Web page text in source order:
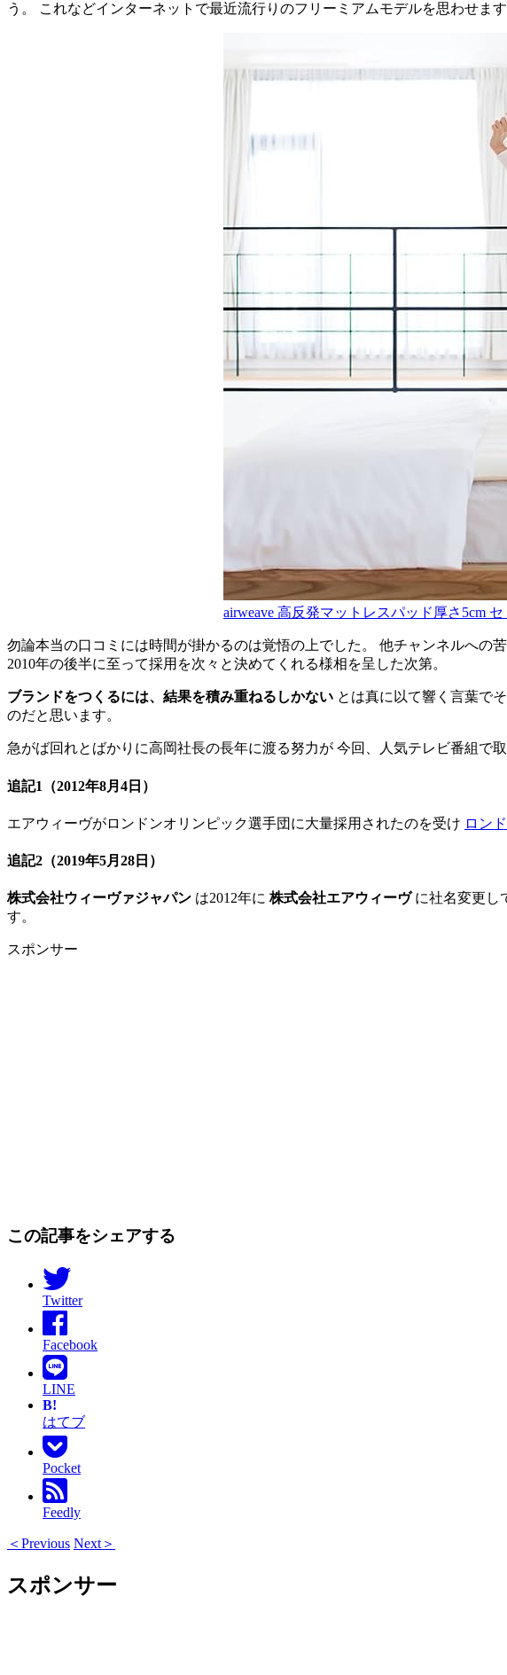
う。 これなどインターネットで最近流行りのフリーミアムモデルを思わせます
airweave 高反発マットレスパッド厚さ5cm
勿論本当の口コミには時間が掛かるのは覚悟の上でした。 他チャンネルへ
2010年の後半に至って採用を次々と決めてくれる様相を呈した次第。
ブランドをつくるには、結果を積み重ねるしかない とは真に以て響く言葉で
のだと思います。
急がば回れとばかりに高岡社長の長年に渡る努力が 今回、人気テレビ番組で
追記1 （2012年8月4日）
エアウィーヴがロンドンオリンピック選手団に大量採用されたのを受け ロン
追記2 （2019年5月28日）
株式会社ウィーヴァジャパン は2012年に 株式会社エアウィーヴに社名変更し
す。
スポンサー
この記事をシェアする
Twitter
Facebook
LINE
B!
はてブ
Pocket
Feedly
＜Previous Next＞
スポンサー